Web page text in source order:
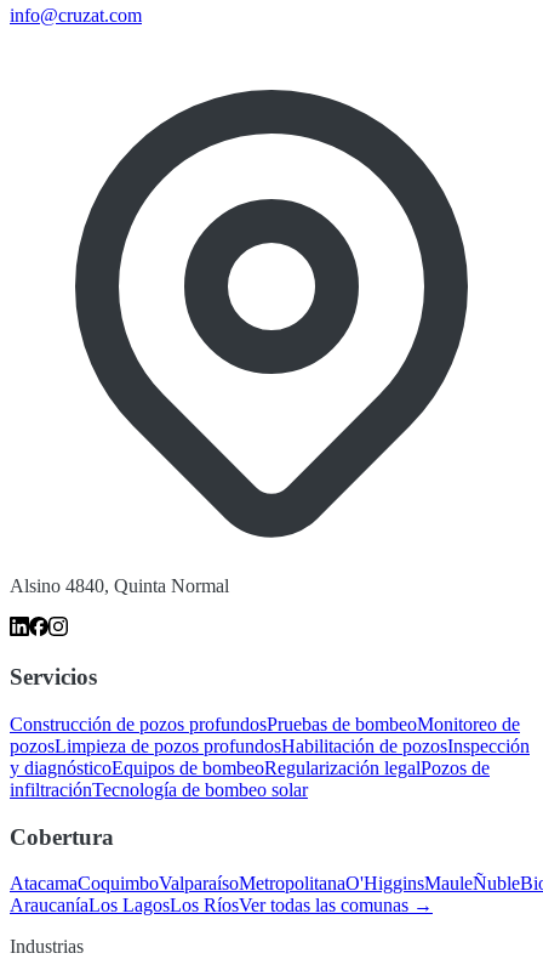
info@cruzat.com
Alsino 4840, Quinta Normal
Servicios
Construcción de pozos profundosPruebas de bombeoMonitoreo de
pozosLimpieza de pozos profundosHabilitación de pozosInspección
y diagnósticoEquipos de bombeoRegularización legalPozos de
infiltraciónTecnología de bombeo solar
Cobertura
AtacamaCoquimboValparaísoMetropolitanaO'HigginsMauleÑuble
AraucaníaLos LagosLos RíosVer todas las comunas →
Industrias